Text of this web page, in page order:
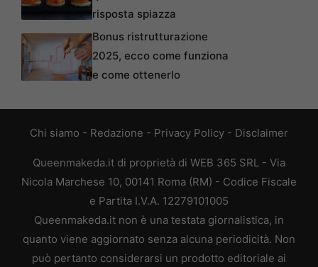
risposta spiazza
Bonus ristrutturazione
2025, ecco come funziona
e come ottenerlo
Chi siamo - Redazione - Privacy Policy - Disclaimer
Queenmakeda.it di proprietà di WEB 365 SRL - Via
Nicola Marchese 10, 00141 Roma (RM) - Codice Fiscale
e Partita I.V.A. 12279101005
Queenmakeda.it non è una testata giornalistica, in
quanto viene aggiornato senza alcuna periodicità. Non
può pertanto considerarsi un prodotto editoriale ai